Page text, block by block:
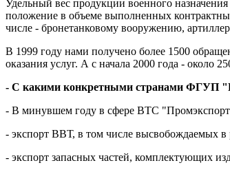
Удельный вес продукции военного
положение в объеме выполненных
числе - бронетанковому вооружению,
В 1999 году нами получено более 1500
оказания услуг. А с начала 2000 года - около
- С какими конкретными странами ФГУП
- В минувшем году в сфере ВТС
- экспорт ВВТ, в том числе высвобождаемых
- экспорт запасных частей, комплектующих